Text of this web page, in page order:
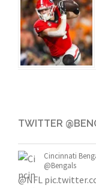
TWITTER
Cincinnati
@Bengals
@NFL